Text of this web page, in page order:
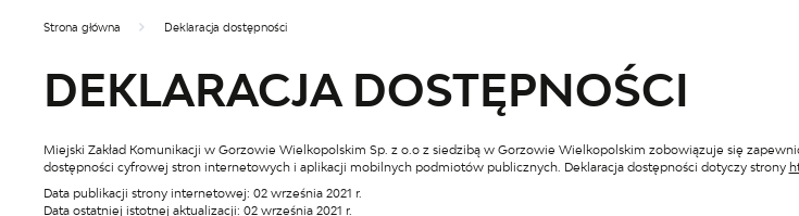
Strona główna Deklaracja dostępności
DEKLARACJA DOSTĘPNOŚCI
Miejski Zakład Komunikacji w Gorzowie Wielkopolskim Sp. z o.o z siedzibą w Gorzowie Wielkopolskim zobowiązuje się
dostępności cyfrowej stron internetowych i aplikacji mobilnych podmiotów publicznych. Deklaracja dostępności dotyczy strony
Data publikacji strony internetowej: 02 września 2021 r.
Data ostatniej istotnej aktualizacji: 02 września 2021 r.